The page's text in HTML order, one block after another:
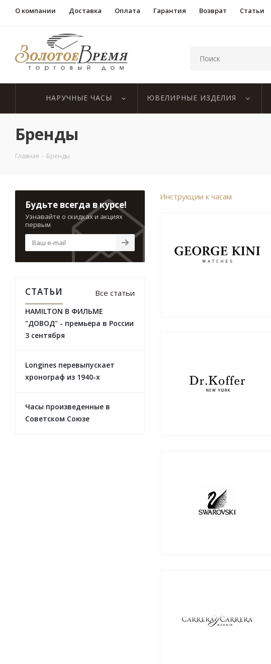
О компании Доставка Оплата Гарантия Возврат Статьи
НАРУЧНЫЕ ЧАСЫ ЮВЕЛИРНЫЕ ИЗДЕЛИЯ
Бренды
Главная - Бренды
Инструкции к часам
Будьте всегда в курсе!
Узнавайте о скидках и акциях
первым
СТАТЬИ Все статьи
HAMILTON В ФИЛЬМЕ
"ДОВОД" - премьера в России
3 сентября
Longines перевыпускает
хронограф из 1940-х
Часы произведенные в
Советском Союзе